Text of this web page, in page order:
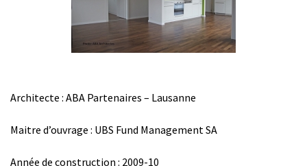
Architecte : ABA Partenaires – Lausanne
Maitre d’ouvrage : UBS Fund Management SA
Année de construction : 2009-10